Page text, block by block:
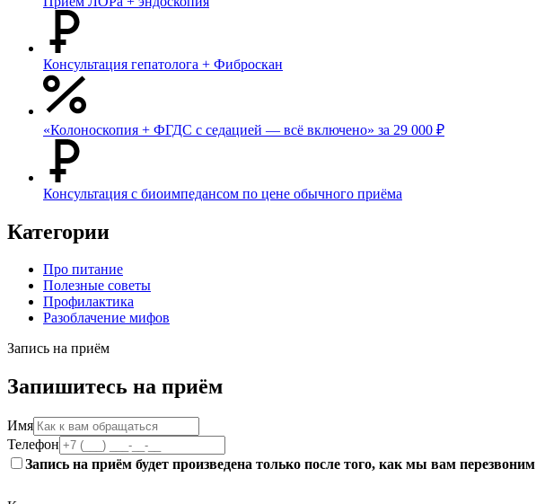
Консультация гепатолога + Фиброскан
«Колоноскопия + ФГДС с седацией — всё включено» за 29 000 ₽
Консультация с биоимпедансом по цене обычного приёма
Категории
Про питание
Полезные советы
Профилактика
Разоблачение мифов
Запись на приём
Запишитесь на приём
Имя
Телефон
Запись на приём будет произведена только после того, как мы вам перезвоним